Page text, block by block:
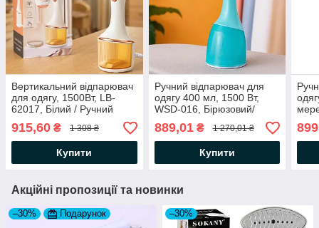
Вертикальний відпарювач
для одягу, 1500Вт, LB-
62017, Білий / Ручний
відпарювач / Парова
праска
915,60 ₴ 1 308 ₴
Купити
Ручний відпарювач для
одягу 400 мл, 1500 Вт,
WSD-016, Бірюзовий/
вертикальний відпарювач/
Парова праска ручна
889,01₴ 1 270,01 ₴
Купити
Акційні пропозиції та новинки
–30% Подарунок –30%